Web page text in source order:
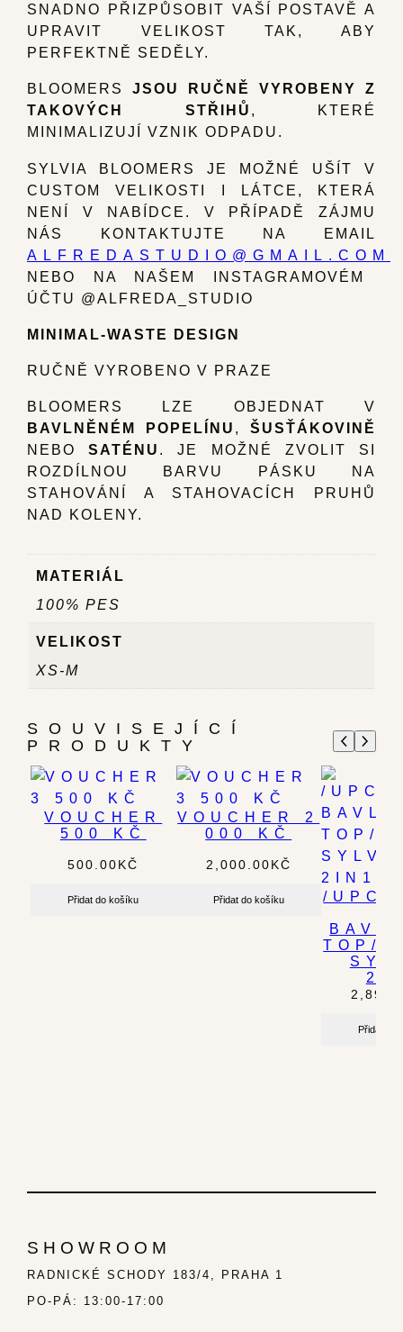
SNADNO PŘIZPŮSOBIT VAŠÍ POSTAVĚ A
UPRAVIT VELIKOST TAK, ABY
PERFEKTNĚ SEDĚLY.
BLOOMERS JSOU RUČNĚ VYROBENY Z
TAKOVÝCH STŘIHŮ , KTERÉ
MINIMALIZUJÍ VZNIK ODPADU.
SYLVIA BLOOMERS JE MOŽNÉ UŠÍT V
CUSTOM VELIKOSTI I LÁTCE, KTERÁ
NENÍ V NABÍDCE. V PŘÍPADĚ ZÁJMU
NÁS KONTAKTUJTE NA EMAIL
ALFREDASTUDIO@GMAIL.COM
NEBO NA NAŠEM INSTAGRAMOVÉM
ÚČTU @ALFREDA_STUDIO
MINIMAL-WASTE DESIGN
RUČNĚ VYROBENO V PRAZE
BLOOMERS LZE OBJEDNAT V
BAVLNĚNÉM POPELÍNU , ŠUSŤÁKOVINĚ
NEBOSATÉNU . JE MOŽNÉ ZVOLIT SI
ROZDÍLNOU BARVU PÁSKU NA
STAHOVÁNÍ A STAHOVACÍCH PRUHŮ
NAD KOLENY.
MATERIÁL
100% PES
VELIKOST
XS-M
SOUVISEJÍCÍ
PRODUKTY
VOUCHER
500 KČ
500.00KČ
Přidat do košíku
VOUCHER 2
000 KČ
2,000.00KČ
Přidat do košíku
/
TOP/
Přidat do
SHOWROOM
RADNICKÉ SCHODY 183/4, PRAHA 1
PO-PÁ: 13:00-17:00